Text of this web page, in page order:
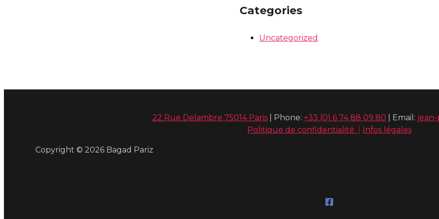
Categories
Uncategorized
22 Rue Delambre 75014 Paris | Phone: +33 (0) 6 74 88 09 80 | Email:
Politique de confidentialité
Infos légales
Copyright © 2026 Bagad Pariz